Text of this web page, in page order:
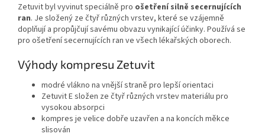
Zetuvit byl vyvinut speciálně pro ošetření silně secernujících
ran. Je složený ze čtyř různých vrstev, které se vzájemně
doplňují a propůjčují savému obvazu vynikající účinky. Používá se
pro ošetření secernujících ran ve všech lékařských oborech.
Výhody kompresu Zetuvit
modré vlákno na vnější straně pro lepší orientaci
Zetuvit E složen ze čtyř různých vrstev materiálu pro
vysokou absorpci
kompres je velice dobře uzavřen a na koncích měkce
slisován